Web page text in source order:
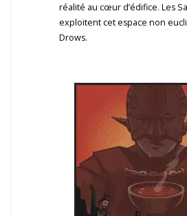
réalité au cœur d’édifice. Les
exploitent cet espace non
Drows.